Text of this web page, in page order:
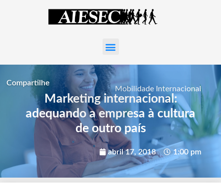
Mobilidade Internacional
Marketing internacional:
adequando a empresa à cultura
de outro país
abril 17, 2018 1:00 pm
Compartilhe